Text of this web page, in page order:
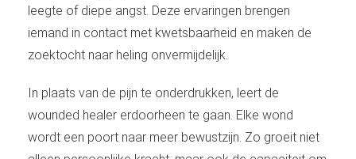
leegte of diepe angst. Deze ervaringen brengen
iemand in contact met kwetsbaarheid en maken de
zoektocht naar heling onvermijdelijk.
In plaats van de pijn te onderdrukken, leert de
wounded healer erdoorheen te gaan. Elke wond
wordt een poort naar meer bewustzijn. Zo groeit niet